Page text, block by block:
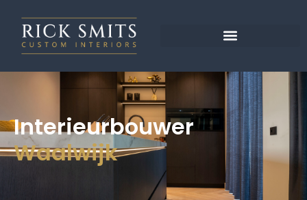
Interieurbouwer
Waalwijk